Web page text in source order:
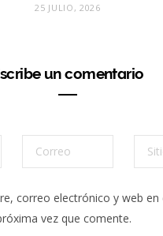
25 JULIO, 2026
un comentario
correo electrónico y web en
vez que comente.